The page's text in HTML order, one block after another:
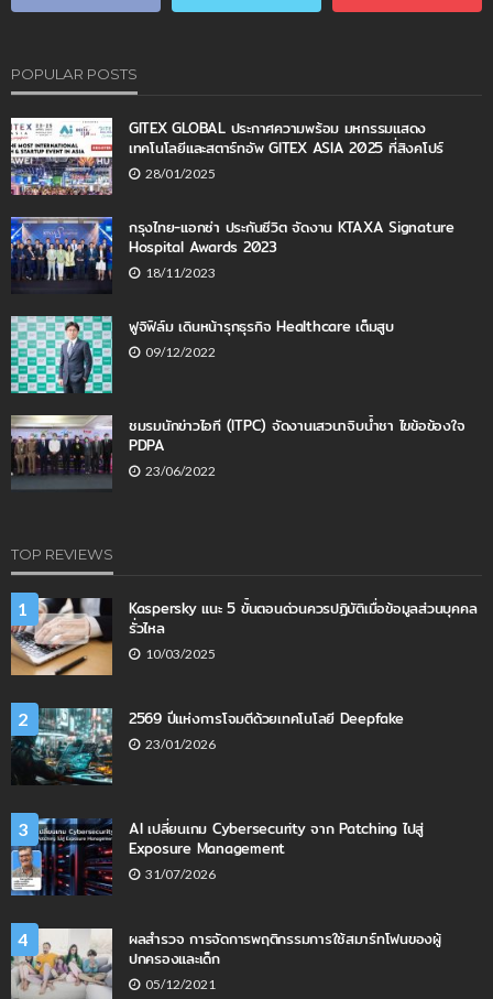
POPULAR POSTS
GITEX GLOBAL ประกาศความพร้อม มหกรรมแสดง
เทคโนโลยีและสตาร์ทอัพ GITEX ASIA 2025 ที่สิงคโปร์
28/01/2025
กรุงไทย-แอกซ่า ประกันชีวิต จัดงาน KTAXA Signature
Hospital Awards 2023
18/11/2023
ฟูจิฟิล์ม เดินหน้ารุกธุรกิจ Healthcare เต็มสูบ
09/12/2022
ชมรมนักข่าวไอที (ITPC) จัดงานเสวนาจิบน้ำชา ไขข้อข้องใจ
PDPA
23/06/2022
TOP REVIEWS
1
Kaspersky แนะ 5 ขั้นตอนด่วนควรปฏิบัติเมื่อข้อมูลส่วนบุคคล
รั่วไหล
10/03/2025
2 2569 ปีแห่งการโจมตีด้วยเทคโนโลยี Deepfake
23/01/2026
3
AI เปลี่ยนเกม Cybersecurity จาก Patching ไปสู่
Exposure Management
31/07/2026
4
ผลสำรวจ การจัดการพฤติกรรมการใช้สมาร์ทโฟนของผู้
ปกครองและเด็ก
05/12/2021